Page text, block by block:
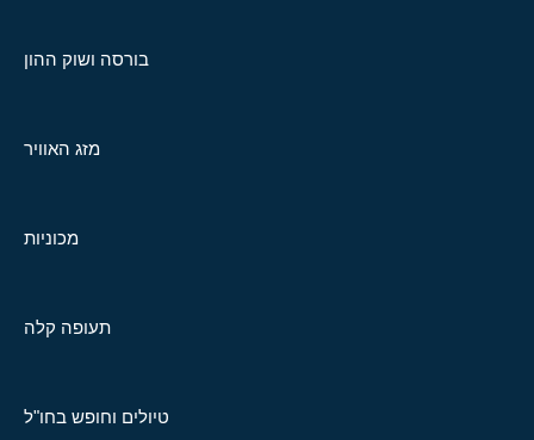
בורסה ושוק ההון
מזג האוויר
מכוניות
תעופה קלה
טיולים וחופש בחו"ל